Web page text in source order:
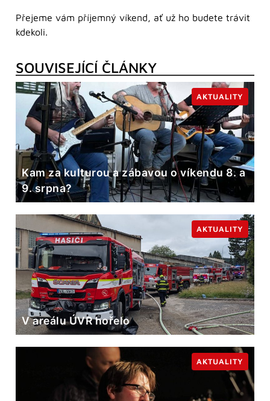
Přejeme vám příjemný víkend, ať už ho budete trávit
kdekoli.
SOUVISEJÍCÍ ČLÁNKY
Kam za kulturou a zábavou o víkendu 8. a
9. srpna?
AKTUALITY
V areálu ÚVR hořelo
AKTUALITY
AKTUALITY